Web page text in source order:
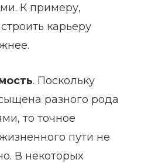
К примеру,
карьеру
. Поскольку
разного рода
то точное
пути не
В некоторых